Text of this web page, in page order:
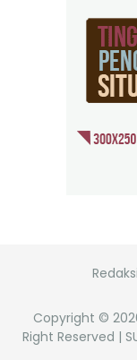
Redaksi
Copyright ©
Right Reserved |